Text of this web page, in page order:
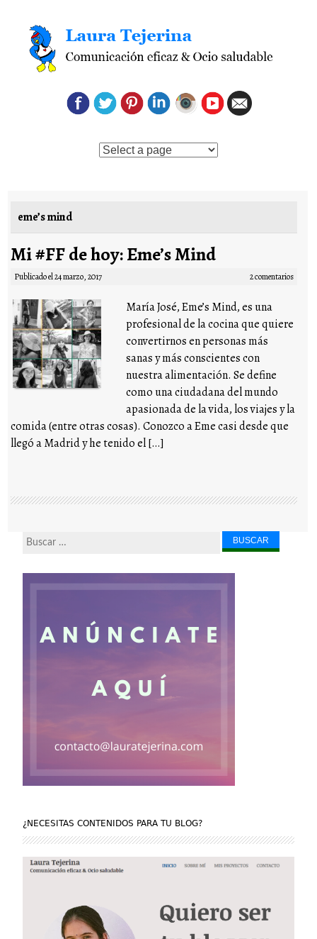
Saltar al contenido
eme’s mind
Mi #FF de hoy: Eme’s Mind
Publicado el24 marzo, 2017 2 comentarios
María José, Eme’s Mind, es una
profesional de la cocina que quiere
convertirnos en personas más
sanas y más conscientes con
nuestra alimentación. Se define
como una ciudadana del mundo
apasionada de la vida, los viajes y la
comida (entre otras cosas). Conozco a Eme casi desde que
llegó a Madrid y he tenido el […]
Buscar...
¿NECESITAS CONTENIDOS PARA TU BLOG?